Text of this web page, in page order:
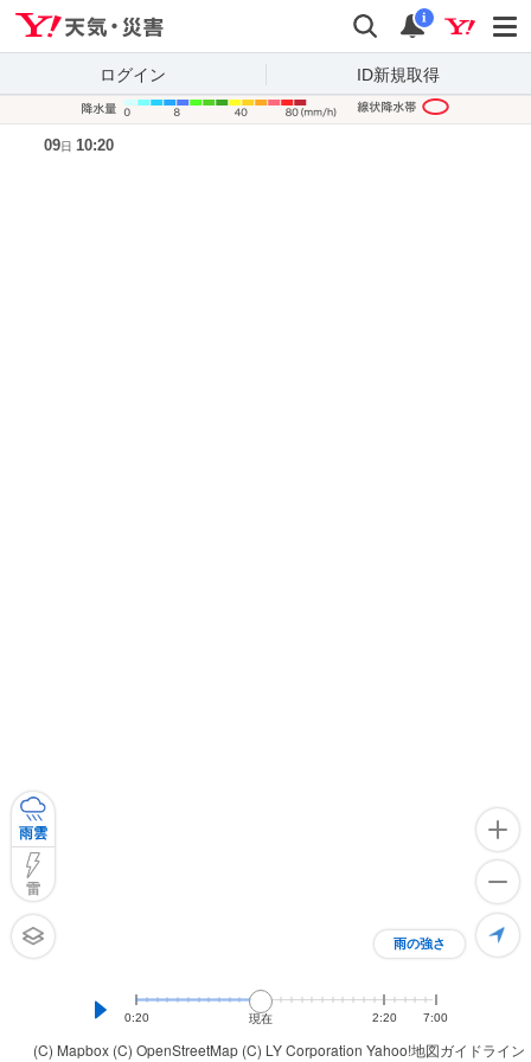
検索 通知
i
ログイン ID新規取得
(C) Mapbox (C) OpenStreetMap (C) LY Corporation Yahoo!地図ガイドライン
雨の強さ
雨雲
雷
0:20 現在 2:20 7:00
09日 10:20